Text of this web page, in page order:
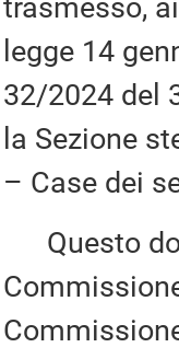
trasmesso,
legge 14
32/2024 del
la Sezione
– Case dei
Questo